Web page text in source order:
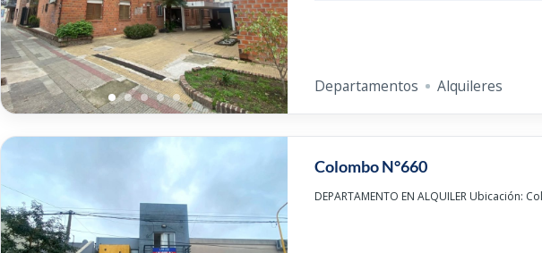
Departamentos Alquileres
Colombo N°660
DEPARTAMENTO EN ALQUILER